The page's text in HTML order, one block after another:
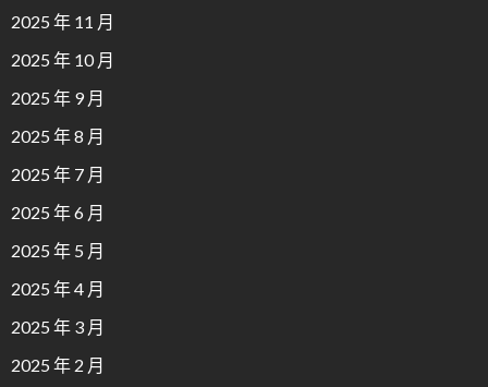
2025 年 11 月
2025 年 10 月
2025 年 9 月
2025 年 8 月
2025 年 7 月
2025 年 6 月
2025 年 5 月
2025 年 4 月
2025 年 3 月
2025 年 2 月